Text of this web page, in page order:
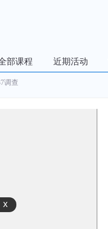
部课程 近期活动
调查
x